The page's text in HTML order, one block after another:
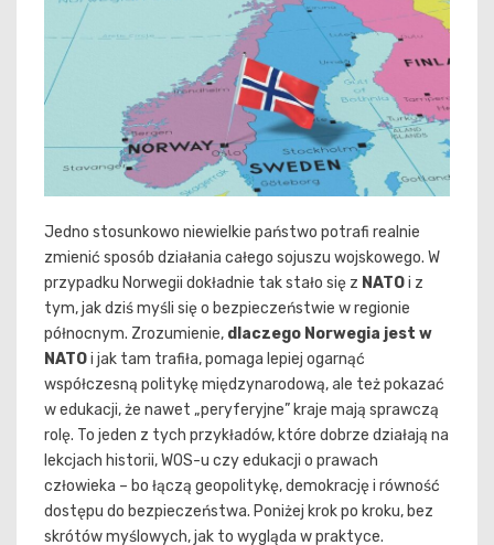
Jedno stosunkowo niewielkie państwo potrafi realnie
zmienić sposób działania całego sojuszu wojskowego. W
przypadku Norwegii dokładnie tak stało się z NATOi z
tym, jak dziś myśli się o bezpieczeństwie w regionie
północnym. Zrozumienie, dlaczego Norwegia jest w
NATOi jak tam trafiła, pomaga lepiej ogarnąć
współczesną politykę międzynarodową, ale też pokazać
w edukacji, że nawet „peryferyjne” kraje mają sprawczą
rolę. To jeden z tych przykładów, które dobrze działają na
lekcjach historii, WOS-u czy edukacji o prawach
człowieka – bo łączą geopolitykę, demokrację i równość
dostępu do bezpieczeństwa. Poniżej krok po kroku, bez
skrótów myślowych, jak to wygląda w praktyce.